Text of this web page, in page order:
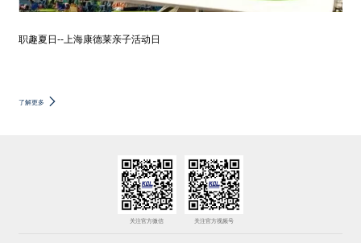
职趣夏日--上海康德莱亲子活动日
了解更多
关注官方微信 关注官方视频号